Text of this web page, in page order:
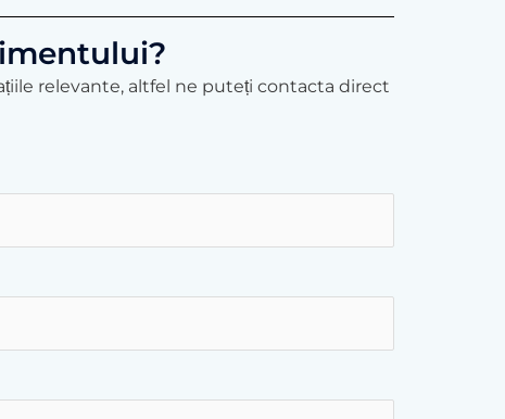
relevante, altfel ne puteți contacta direct